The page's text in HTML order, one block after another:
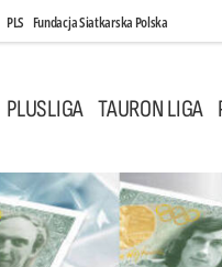
PLS Fundacja Siatkarska Polska
PLUSLIGA TAURON LIGA